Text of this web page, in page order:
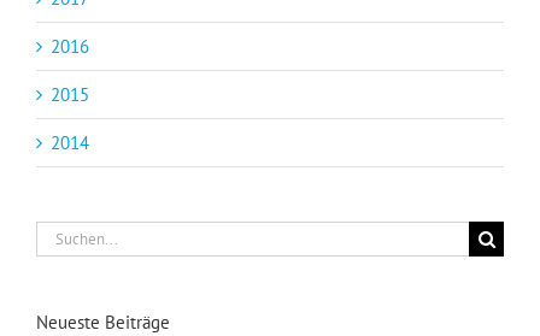
2016
2015
2014
Suche
nach:
Neueste Beiträge